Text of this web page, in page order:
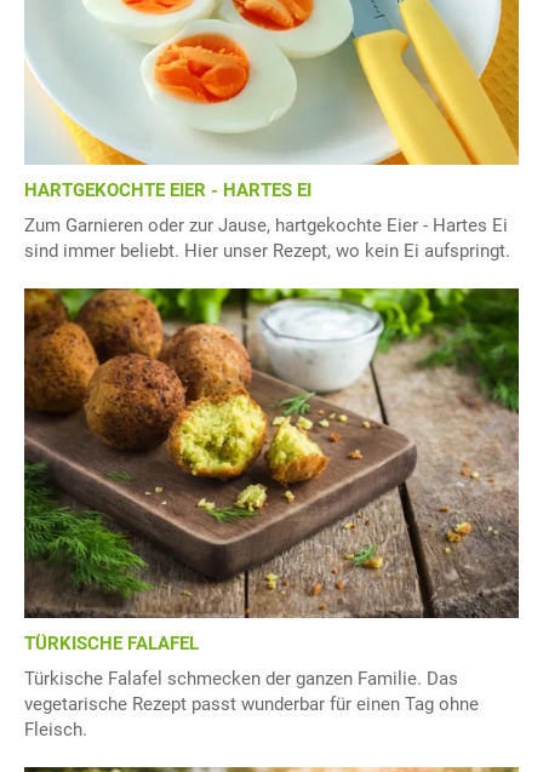
HARTGEKOCHTE EIER - HARTES EI
Zum Garnieren oder zur Jause, hartgekochte Eier - Hartes Ei
sind immer beliebt. Hier unser Rezept, wo kein Ei aufspringt.
TÜRKISCHE FALAFEL
Türkische Falafel schmecken der ganzen Familie. Das
vegetarische Rezept passt wunderbar für einen Tag ohne
Fleisch.